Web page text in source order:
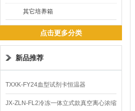
其它培养箱
点击更多分类
新品推荐
TXXK-FY24血型试剂卡恒温器
JX-ZLN-FL2冷冻一体立式款真空离心浓缩